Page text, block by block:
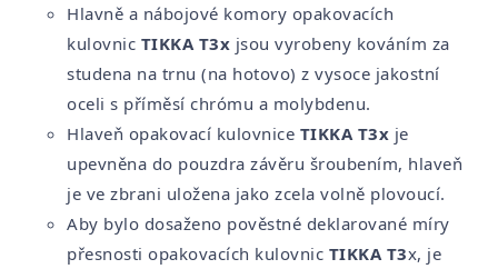
Hlavně a nábojové komory opakovacích
kulovnic TIKKA T3x jsou vyrobeny kováním za
studena na trnu (na hotovo) z vysoce jakostní
oceli s příměsí chrómu a molybdenu.
Hlaveň opakovací kulovnice TIKKA T3x je
upevněna do pouzdra závěru šroubením, hlaveň
je ve zbrani uložena jako zcela volně plovoucí.
Aby bylo dosaženo pověstné deklarované míry
přesnosti opakovacích kulovnic TIKKA T3x, je